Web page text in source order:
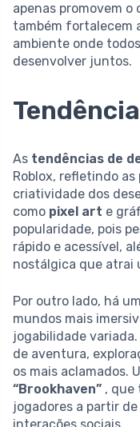
apenas promovem
também fortalecem
ambiente onde
desenvolver juntos.
As tendências de
Roblox, refletindo
criatividade dos
como pixel art e
popularidade, pois
rápido e acessível,
nostálgica que atrai
Por outro lado, há
mundos mais
jogabilidade
de aventura,
os mais aclamados.
“Brookhaven” , que
jogadores a partir